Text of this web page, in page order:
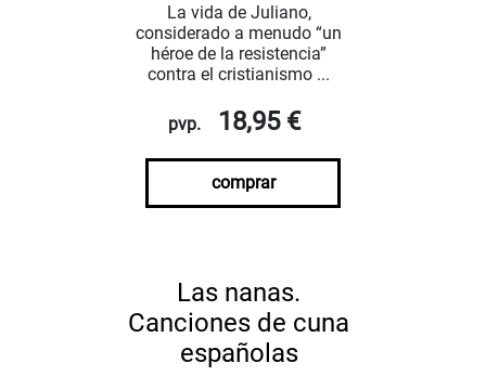
La vida de Juliano,
considerado a menudo “un
héroe de la resistencia”
contra el cristianismo ...
pvp. 18,95 €
comprar
Las nanas.
Canciones de cuna
españolas